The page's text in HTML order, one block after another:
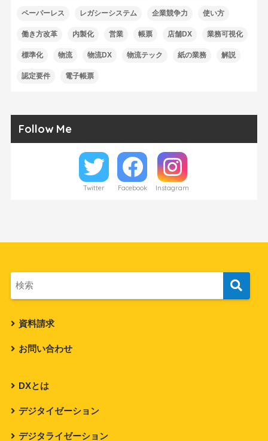
ペーパーレス レガシーシステム 企業競争力 使い方
働き方改革 内製化 営業 帳票 店舗DX 業務可視化
標準化 物流 物流DX 物流テック 紙の業務 解説
認定要件 電子帳票
Follow Me
Twitter Facebook Instagram
資料請求
お問い合わせ
DXとは
デジタイゼーション
デジタライゼーション